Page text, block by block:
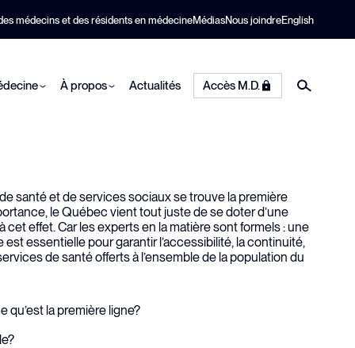
médecins et des résidents en médecineMédiasNous joindreEnglish
Posez une question
la
Faire une plainte
Nous joindre
Agrément
Liste des agréments
Informations utiles
Pratique
professionnelle
Collaboration en santé
Pratique médicale
À propos
Responsabilité
sociale et
développement
Travailler au CMQ
Actualités Accès M.D.
santé et de services sociaux se trouve la première
le Québec vient tout juste de se doter d’une
effet. Car les experts en la matière sont formels : une
essentielle pour garantir l’accessibilité, la continuité,
de santé offerts à l’ensemble de la population du
qu’est la première ligne?